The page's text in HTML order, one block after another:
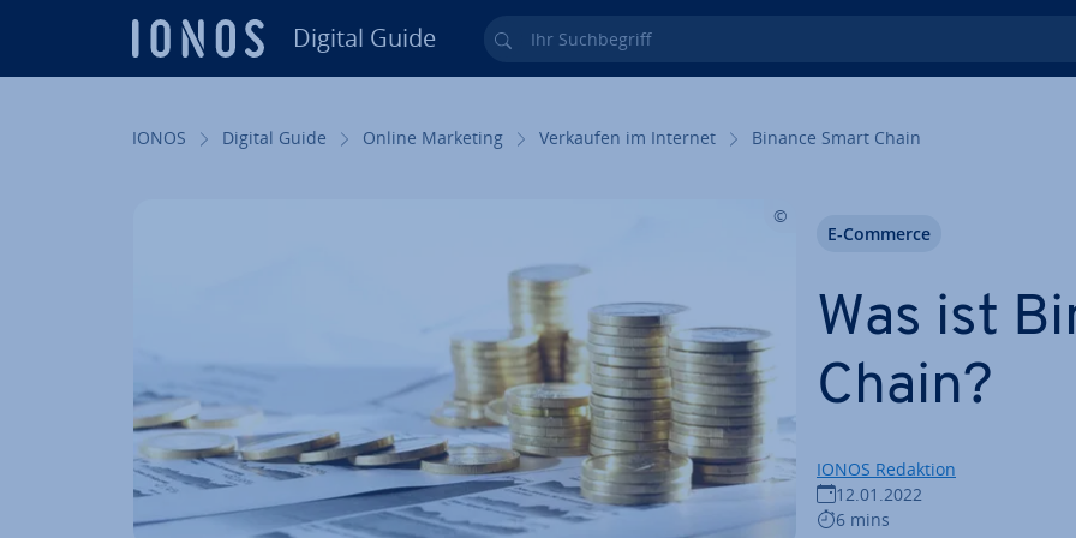
Digital Guide Ihr Such­be­griff
IONOS Digital Guide Online Marketing Verkaufen im Internet Binance Smart Chain
Was ist
Chain?
IONOS Redaktion
12.01.2022
6 mins
E-Commerce